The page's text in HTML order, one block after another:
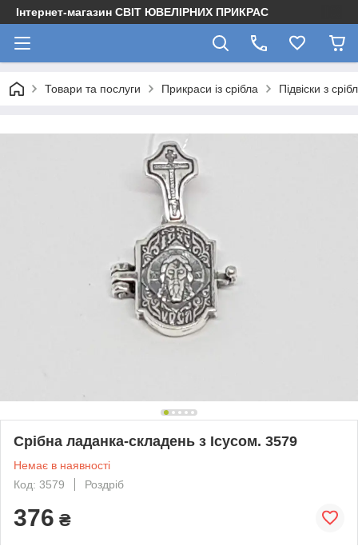
Інтернет-магазин СВІТ ЮВЕЛІРНИХ ПРИКРАС
Товари та послуги Прикраси із срібла Підвіски з
Срібна ладанка-складень з Ісусом. 3579
Немає в наявності
Код: 3579
Роздріб
376 ₴